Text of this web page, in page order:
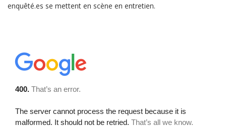
enquêté.es se mettent en scène en entretien.